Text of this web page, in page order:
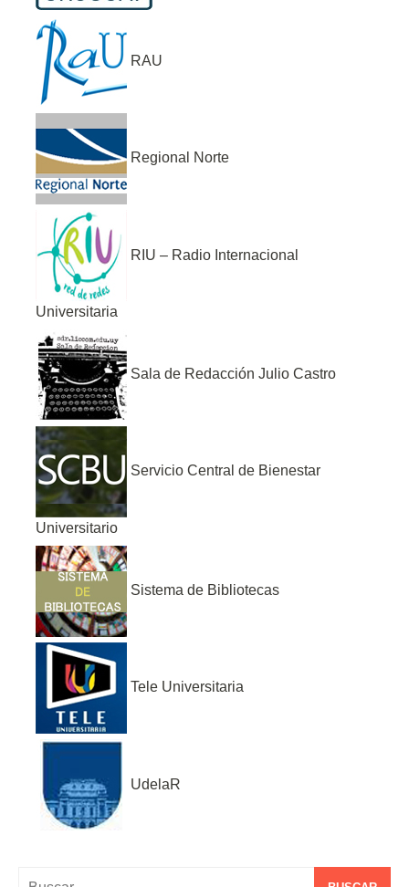
RAU
Regional Norte
RIU – Radio Internacional
Universitaria
Sala de Redacción Julio Castro
Servicio Central de Bienestar
Universitario
Sistema de Bibliotecas
Tele Universitaria
UdelaR
Buscar: